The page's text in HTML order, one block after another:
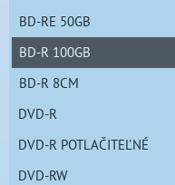
BD-RE 50GB
BD-R 100GB
BD-R 8CM
DVD-R
DVD-R POTLAČITEĽNÉ
DVD-RW